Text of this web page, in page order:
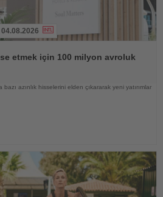
04.08.2026
etmek için 100 milyon avroluk
azınlık hisselerini elden çıkararak yeni yatırımlar